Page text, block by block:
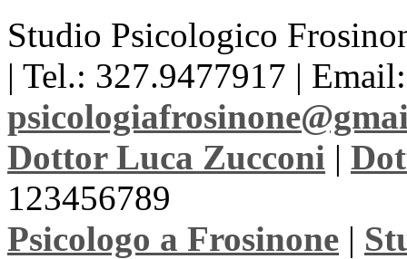
Studio Psicologico
| Tel.: 327.9477917 | Email:
Dottor Luca Zucconi |
123456789
Psicologo a Frosinone |